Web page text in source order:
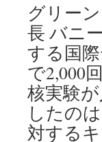
グリー
長 バニ
する国
で2,000
核実験
したの
対する